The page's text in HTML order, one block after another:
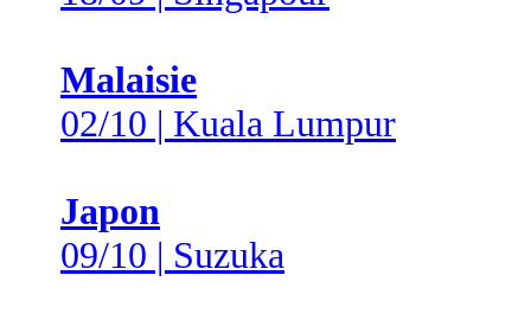
Malaisie
02/10 | Kuala Lumpur
Japon
09/10 | Suzuka